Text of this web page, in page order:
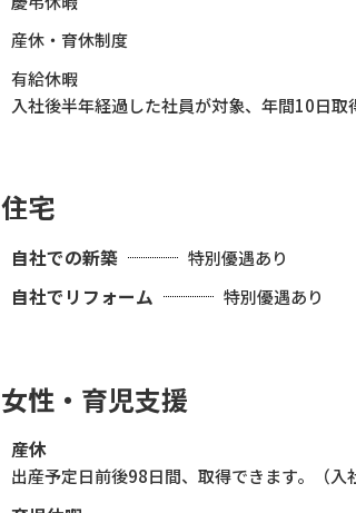
産休・育休制度
有給休暇
入社後半年経過した社員が対象、年間10日取
住宅
自社での新築 特別優遇あり
自社でリフォーム 特別優遇あり
女性・育児支援
産休
出産予定日前後98日間、取得できます。（入